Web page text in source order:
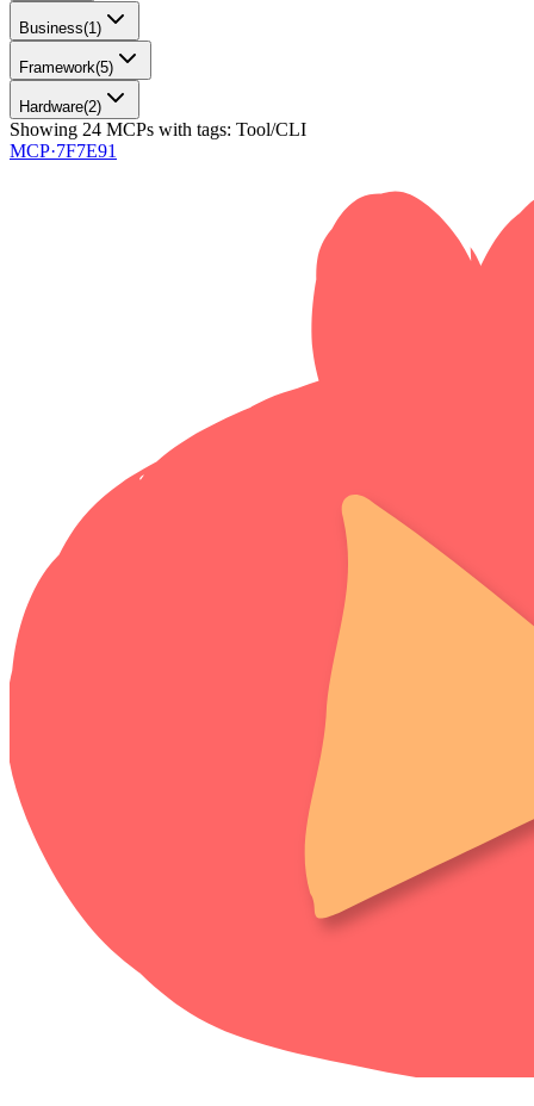
Business(1)
Framework(5)
Hardware(2)
Showing 24 MCPs with tags: Tool/CLI
MCP·7F7E91